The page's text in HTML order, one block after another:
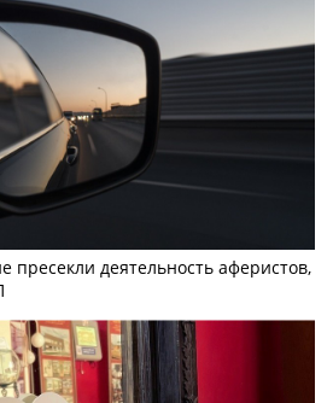
пресекли деятельность аферистов,